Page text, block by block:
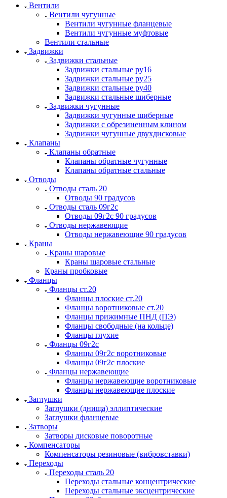
Вентили
Вентили чугунные
Вентили чугунные фланцевые
Вентили чугунные муфтовые
Вентили стальные
Задвижки
Задвижки стальные
Задвижки стальные ру16
Задвижки стальные ру25
Задвижки стальные ру40
Задвижки стальные шиберные
Задвижки чугунные
Задвижки чугунные шиберные
Задвижки с обрезиненным клином
Задвижки чугунные двухдисковые
Клапаны
Клапаны обратные
Клапаны обратные чугунные
Клапаны обратные стальные
Отводы
Отводы сталь 20
Отводы 90 градусов
Отводы сталь 09г2с
Отводы 09г2с 90 градусов
Отводы нержавеющие
Отводы нержавеющие 90 градусов
Краны
Краны шаровые
Краны шаровые стальные
Краны пробковые
Фланцы
Фланцы ст.20
Фланцы плоские ст.20
Фланцы воротниковые ст.20
Фланцы прижимные ПНД (ПЭ)
Фланцы свободные (на кольце)
Фланцы глухие
Фланцы 09г2с
Фланцы 09г2с воротниковые
Фланцы 09г2с плоские
Фланцы нержавеющие
Фланцы нержавеющие воротниковые
Фланцы нержавеющие плоские
Заглушки
Заглушки (днища) эллиптические
Заглушки фланцевые
Затворы
Затворы дисковые поворотные
Компенсаторы
Компенсаторы резиновые (вибровставки)
Переходы
Переходы сталь 20
Переходы стальные концентрические
Переходы стальные эксцентрические